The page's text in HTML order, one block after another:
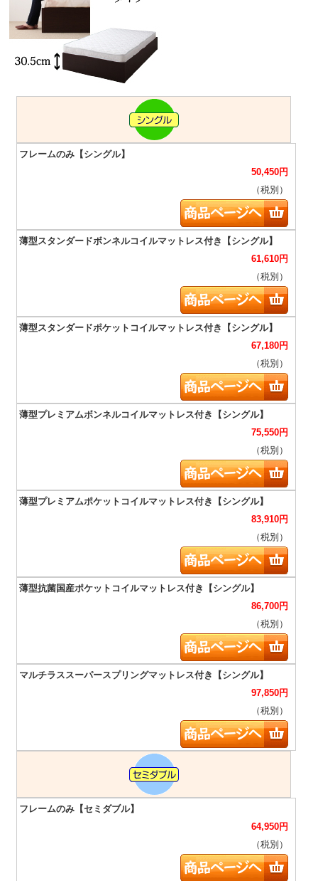
50,450円
（税別）
61,610円
（税別）
67,180円
（税別）
75,550円
（税別）
83,910円
（税別）
86,700円
（税別）
97,850円
（税別）
64,950円
（税別）